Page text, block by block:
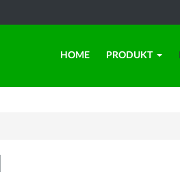
HOME PRODUKT